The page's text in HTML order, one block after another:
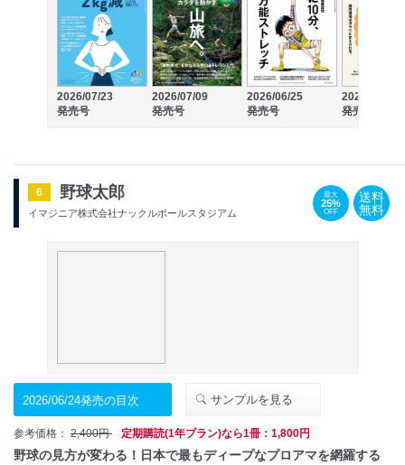
2026/07/23
発売号
2026/07/09
発売号
2026/06/25
発売号
2026/06/11
発売号
6 野球太郎
イマジニア株式会社ナックルボールスタジアム
最大
25%
OFF
送料
無料
2026/06/24発売の目次 サンプルを見る
参考価格： 2,400円 定期購読(1年プラン)なら1冊：1,800円
野球の見方が変わる！日本で最もディープなプロアマを網羅する